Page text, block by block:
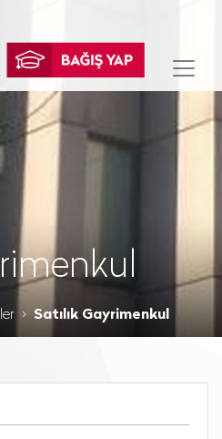
Satılık Gayrimenkul